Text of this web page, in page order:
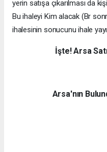
yerin satışa çıkarılması da
Bu ihaleyi Kim alacak (Br
ihalesinin sonucunu ihale
İşte! Arsa
Arsa'nın